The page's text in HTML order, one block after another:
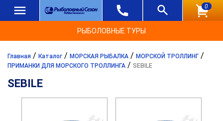
0
РЫБОЛОВНЫЕ ТУРЫ
Главная / Каталог / МОРСКАЯ РЫБАЛКА / МОРСКОЙ ТРОЛЛИНГ /
ПРИМАНКИ ДЛЯ МОРСКОГО ТРОЛЛИНГА / SEBILE
SEBILE